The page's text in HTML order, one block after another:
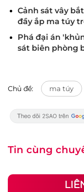
Cảnh sát vây
đầy ắp ma túy
Phá đại án
sát biên phòng
Chủ đề: ma túy
Tin cùng